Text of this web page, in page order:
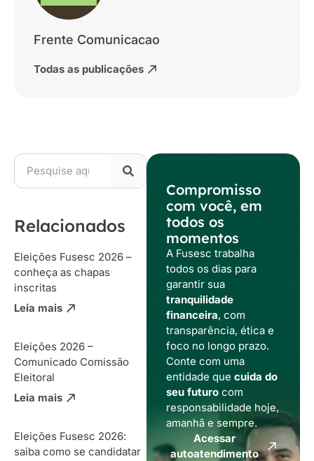
Frente Comunicacao
Todas as publicações
Relacionados
Eleições Fusesc 2026 –
conheça as chapas
inscritas
Leia mais
Eleições 2026 –
Comunicado Comissão
Eleitoral
Leia mais
Eleições Fusesc 2026:
saiba como se candidatar
Compromisso
com você, em
todos os
momentos
A Fusesc trabalha
todos os dias para
garantir sua
tranquilidade
financeira, com
transparência, ética e
foco no longo prazo.
Conte com uma
entidade que cuida do
seu futurocom
responsabilidade hoje,
amanhã e sempre.
Acessar
autoatendimento